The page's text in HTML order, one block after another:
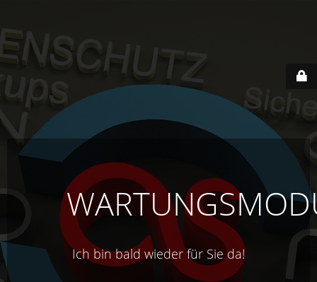
Ich bin bald wieder für Sie da!